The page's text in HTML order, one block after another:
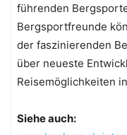
führenden
Bergsportfreunde
der faszinierenden
über neueste
Reisemöglichkeiten
Siehe auch: